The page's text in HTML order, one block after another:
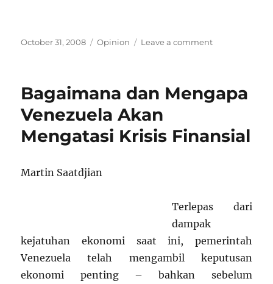
Posted
October 31, 2008 Categories
Opinion Leave a commenton
Kebohongan
Media
terbongkar
Bagaimana dan Mengapa
Venezuela Akan
Mengatasi Krisis Finansial
Martin Saatdjian
Terlepas dari
dampak
kejatuhan ekonomi saat ini, pemerintah
Venezuela telah mengambil keputusan
ekonomi penting – bahkan sebelum